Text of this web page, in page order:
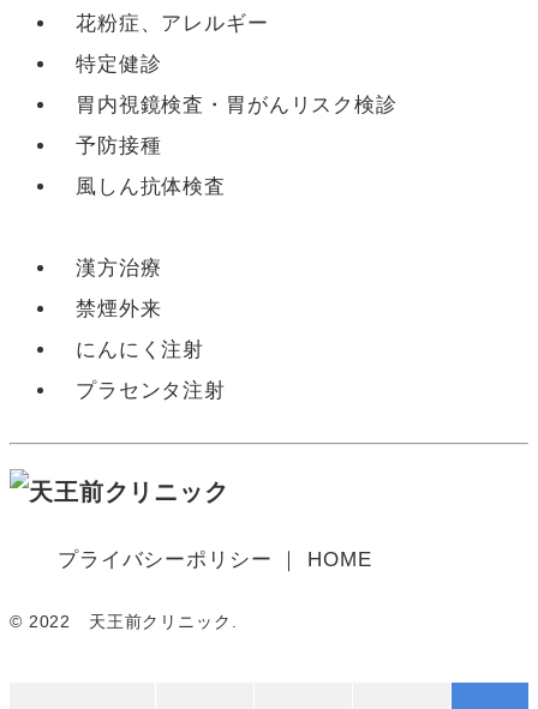
花粉症、アレルギー
特定健診
胃内視鏡検査・胃がんリスク検診
予防接種
風しん抗体検査
漢方治療
禁煙外来
にんにく注射
プラセンタ注射
プライバシーポリシー HOME
© 2022 天王前クリニック.